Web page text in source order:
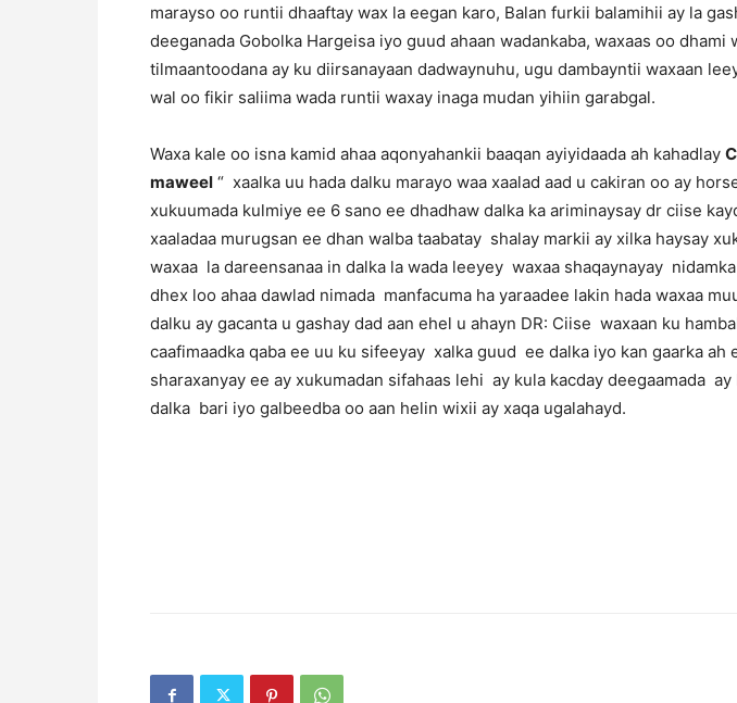
marayso oo runtii dhaaftay wax la eegan karo, Balan furkii balamihii ay la
deeganada Gobolka Hargeisa iyo guud ahaan wadankaba, waxaas oo dhami
tilmaantoodana ay ku diirsanayaan dadwaynuhu, ugu dambayntii waxaan
wal oo fikir saliima wada runtii waxay inaga mudan yihiin garabgal.
Waxa kale oo isna kamid ahaa aqonyahankii baaqan ayiyidaada ah kahadlay
maweel “ xaalka uu hada dalku marayo waa xaalad aad u cakiran oo ay
xukuumada kulmiye ee 6 sano ee dhadhaw dalka ka ariminaysay dr ciise
xaaladaa murugsan ee dhan walba taabatay shalay markii ay xilka haysay
waxaa la dareensanaa in dalka la wada leeyey waxaa shaqaynayay
dhex loo ahaa dawlad nimada manfacuma ha yaraadee lakin hada waxaa
dalku ay gacanta u gashay dad aan ehel u ahayn DR: Ciise waxaan ku
caafimaadka qaba ee uu ku sifeeyay xalka guud ee dalka iyo kan gaarka ah
sharaxanyay ee ay xukumadan sifahaas lehi ay kula kacday deegaamada
dalka bari iyo galbeedba oo aan helin wixii ay xaqa ugalahayd.